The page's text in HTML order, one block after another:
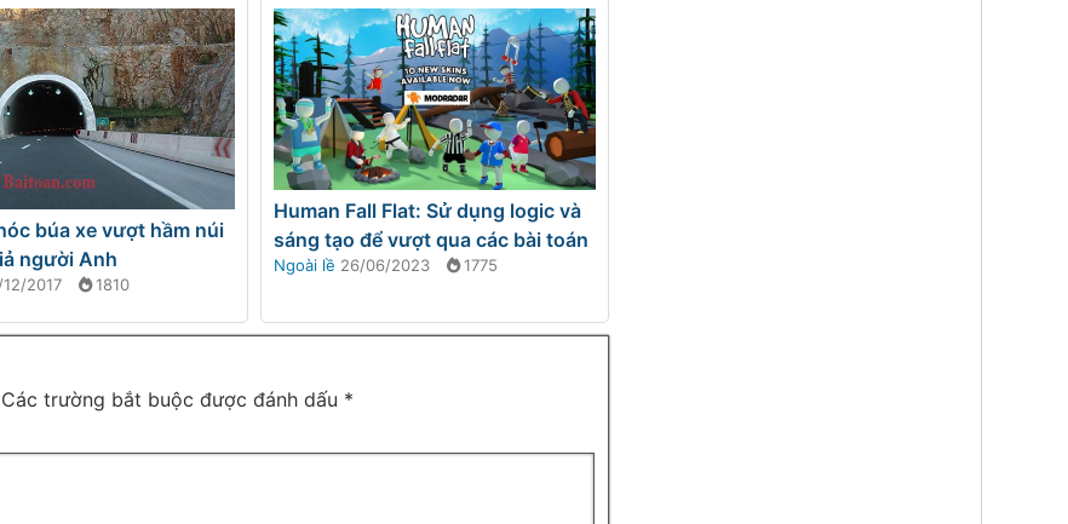
búa xe vượt hầm núi
người Anh
2017 1810
Human Fall Flat: Sử dụng logic và
sáng tạo để vượt qua các bài toán
Ngoài lề 26/06/2023 1775
Các trường bắt buộc được đánh dấu *